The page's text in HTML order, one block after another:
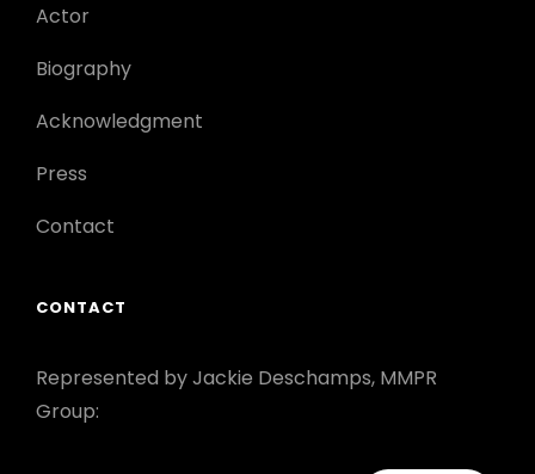
Actor
Biography
Acknowledgment
Press
Contact
CONTACT
Represented by Jackie Deschamps, MMPR
Group: